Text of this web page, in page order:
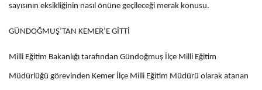
sayısının eksikliğinin nasıl önüne geçileceği merak konusu.
GÜNDOĞMUŞ’TAN KEMER’E GİTTİ
Milli Eğitim Bakanlığı tarafından Gündoğmuş İlçe Milli Eğitim
Müdürlüğü görevinden Kemer İlçe Milli Eğitim Müdürü olarak atanan